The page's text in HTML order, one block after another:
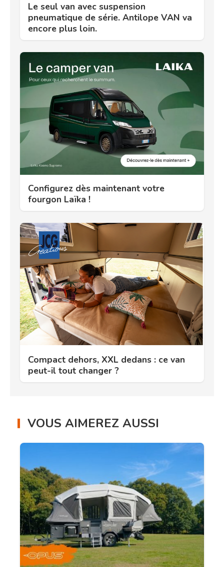
Le seul van avec suspension
pneumatique de série. Antilope VAN va
encore plus loin.
Configurez dès maintenant votre
fourgon Laïka !
Compact dehors, XXL dedans : ce van
peut-il tout changer ?
VOUS AIMEREZ AUSSI